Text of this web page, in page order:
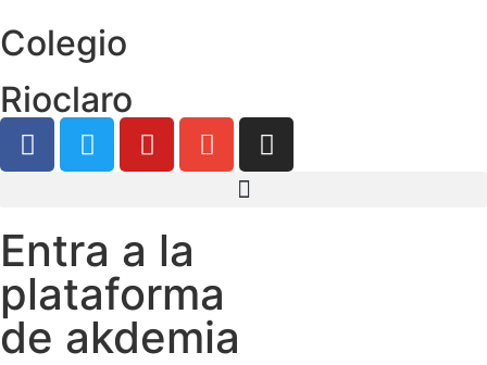
Colegio
Rioclaro
Entra a la
plataforma
de akdemia